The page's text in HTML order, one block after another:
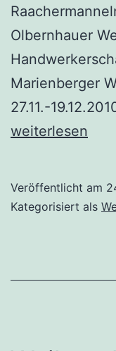
Olbernhauer
Marienberger
27.11.-
weiterlesen
Veröffentlicht am
Kategorisiert als